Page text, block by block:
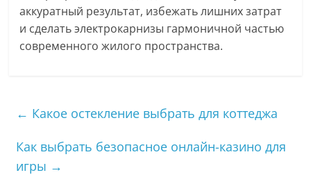
аккуратный результат, избежать лишних затрат
и сделать электрокарнизы гармоничной частью
современного жилого пространства.
← Какое остекление выбрать для коттеджа
Как выбрать безопасное онлайн-казино для
игры →